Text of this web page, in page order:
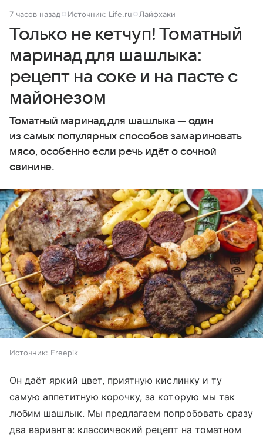
7 часов назад Источник: Life.ru Лайфхаки
Только не кетчуп! Томатный
маринад для шашлыка:
рецепт на соке и на пасте с
майонезом
Томатный маринад для шашлыка — один
из самых популярных способов замариновать
мясо, особенно если речь идёт о сочной
свинине.
Источник: Freepik
Он даёт яркий цвет, приятную кислинку и ту
самую аппетитную корочку, за которую мы так
любим шашлык. Мы предлагаем попробовать сразу
два варианта: классический рецепт на томатном